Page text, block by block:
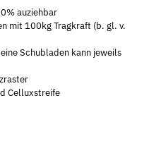
auziehbar
mit 100kg Tragkraft (b. gl. v.
Schubladen kann jeweils
Celluxstreife